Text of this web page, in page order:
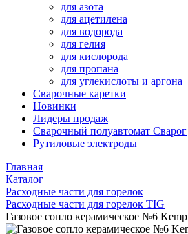
для азота
для ацетилена
для водорода
для гелия
для кислорода
для пропана
для углекислоты и аргона
Сварочные каретки
Новинки
Лидеры продаж
Сварочный полуавтомат Сварог
Рутиловые электроды
Главная
Каталог
Расходные части для горелок
Расходные части для горелок TIG
Газовое сопло керамическое №6